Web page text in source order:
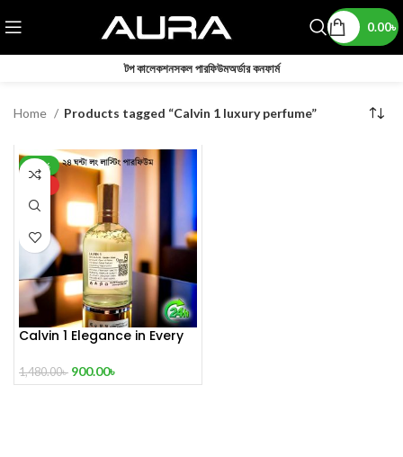
0.00৳
টপ কালেকশনসকল পারফিউমঅর্ডার কনফার্ম
Home Products tagged “Calvin 1 luxury perfume”
-39%
Calvin 1 Elegance in Every
1,480.00৳ 900.00৳